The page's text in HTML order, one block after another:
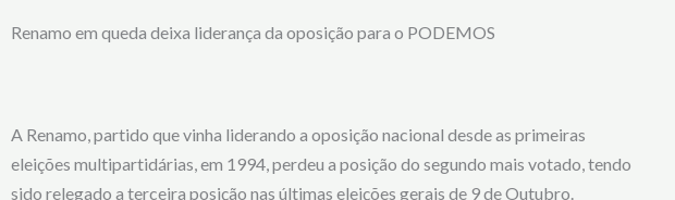
Renamo em queda deixa liderança da oposição para o PODEMOS
A Renamo, partido que vinha liderando a oposição nacional desde as primeiras
eleições multipartidárias, em 1994, perdeu a posição do segundo mais votado, tendo
sido relegado a terceira posição nas últimas eleições gerais de 9 de Outubro.